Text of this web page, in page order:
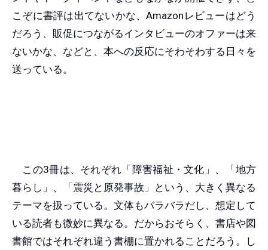
こぞに書評は出てないかな、Amazonレビューはどう
だろう、販促につながるインタビューのオファーは来
ないかな、などと、本への反応にそわそわする日々を
送っている。
この3冊は、それぞれ「障害福祉・文化」、「地方
暮らし」、「震災と原発事故」という、大きく異なる
テーマを扱っている。文体もバラバラだし、想定して
いる読者も微妙に異なる。だからおそらく、書店や図
書館ではそれぞれ違う書棚に置かれることだろう。し